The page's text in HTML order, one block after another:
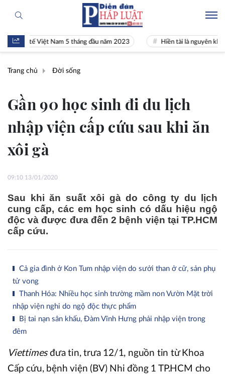
tế Việt Nam 5 tháng đầu năm 2023 Hiền tài là nguyên khí Quốc
Trang chủ Đời sống
Gần 90 học sinh đi du lịch
nhập viện cấp cứu sau khi ăn
xôi gà
09:10 13/01/2020
Sau khi ăn suất xôi gà do công ty du lịch
cung cấp, các em học sinh có dấu hiệu ngộ
độc và được đưa đến 2 bệnh viện tại TP.HCM
cấp cứu.
Cả gia đình ở Kon Tum nhập viện do sưởi than ở cữ, sản phụ
tử vong
Thanh Hóa: Nhiều học sinh trường mầm non Vườn Mặt trời
nhập viện nghi do ngộ độc thực phẩm
Bị tai nạn sân khấu, Đàm Vĩnh Hưng phải nhập viện trong
đêm
Viettimesđưa tin, trưa 12/1, nguồn tin từ Khoa
Cấp cứu, bệnh viện (BV) Nhi đồng 1 TP.HCM cho